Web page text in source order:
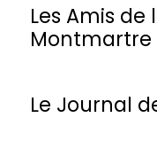
Les Amis de
Montmartre
Le Journal